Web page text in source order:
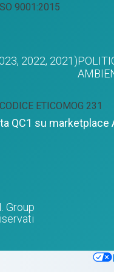
9001:2015
2022, 2021)
CODICE ETICOMOG 231
QC1 su marketplace
Group